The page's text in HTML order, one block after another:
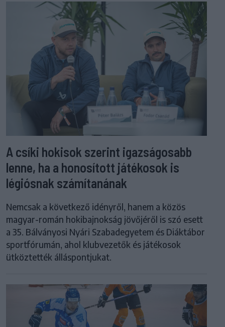
A csíki hokisok szerint igazságosabb
lenne, ha a honosított játékosok is
légiósnak számítanának
Nemcsak a következő idényről, hanem a közös
magyar-román hokibajnokság jövőjéről is szó esett
a 35. Bálványosi Nyári Szabadegyetem és Diáktábor
sportfórumán, ahol klubvezetők és játékosok
ütköztették álláspontjukat.